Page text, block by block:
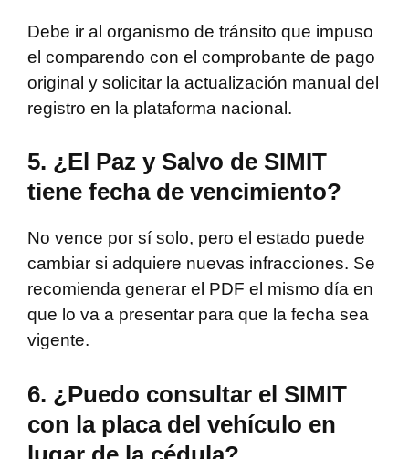
Debe ir al organismo de tránsito que impuso
el comparendo con el comprobante de pago
original y solicitar la actualización manual del
registro en la plataforma nacional.
5. ¿El Paz y Salvo de SIMIT
tiene fecha de vencimiento?
No vence por sí solo, pero el estado puede
cambiar si adquiere nuevas infracciones. Se
recomienda generar el PDF el mismo día en
que lo va a presentar para que la fecha sea
vigente.
6. ¿Puedo consultar el SIMIT
con la placa del vehículo en